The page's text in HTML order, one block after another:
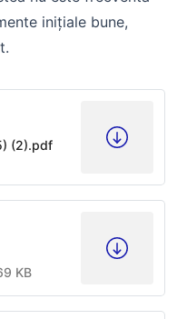
inițiale bune,
(2).pdf
KB